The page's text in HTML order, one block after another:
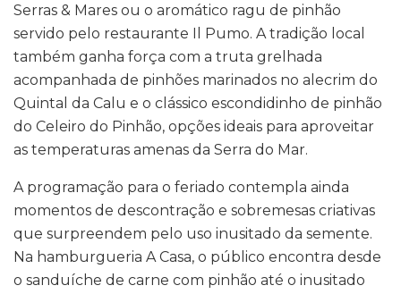
Serras & Mares ou o aromático ragu de pinhão
servido pelo restaurante Il Pumo. A tradição local
também ganha força com a truta grelhada
acompanhada de pinhões marinados no alecrim do
Quintal da Calu e o clássico escondidinho de pinhão
do Celeiro do Pinhão, opções ideais para aproveitar
as temperaturas amenas da Serra do Mar.
A programação para o feriado contempla ainda
momentos de descontração e sobremesas criativas
que surpreendem pelo uso inusitado da semente.
Na hamburgueria A Casa, o público encontra desde
o sanduíche de carne com pinhão até o inusitado